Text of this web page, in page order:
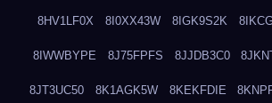
8HV1LF0X 8I0XX43W 8IGK9S2K
8IWWBYPE 8J75FPFS 8JJDB3C0
8JT3UC50 8K1AGK5W 8KEKFDIE